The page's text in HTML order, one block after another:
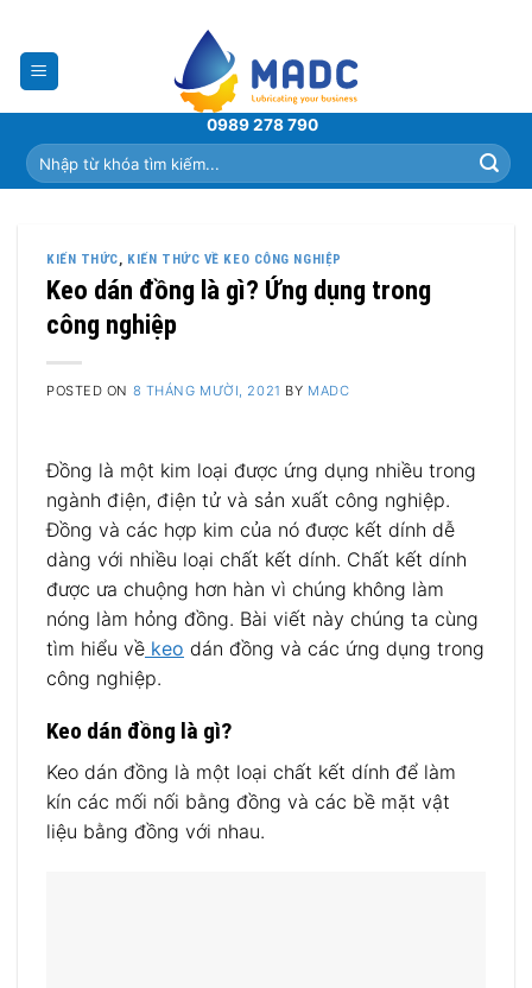
content
0989 278 790
Tìm
kiếm:
KIẾN THỨC, KIẾN THỨC VỀ KEO CÔNG NGHIỆP
Keo dán đồng là gì? Ứng dụng trong
công nghiệp
POSTED ON 8 THÁNG MƯỜI, 2021 BY MADC
Đồng là một kim loại được ứng dụng nhiều trong
ngành điện, điện tử và sản xuất công nghiệp.
Đồng và các hợp kim của nó được kết dính dễ
dàng với nhiều loại chất kết dính. Chất kết dính
được ưa chuộng hơn hàn vì chúng không làm
nóng làm hỏng đồng. Bài viết này chúng ta cùng
tìm hiểu về keo dán đồng và các ứng dụng trong
công nghiệp.
Keo dán đồng là gì?
Keo dán đồng là một loại chất kết dính để làm
kín các mối nối bằng đồng và các bề mặt vật
liệu bằng đồng với nhau.